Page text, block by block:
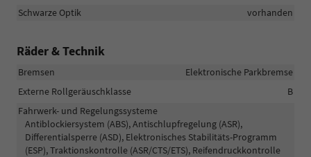
Schwarze Optik
vorhanden
Räder & Technik
Bremsen
Elektronische Parkbremse
Externe Rollgeräuschklasse
B
Fahrwerk- und Regelungssysteme
Antiblockiersystem (ABS), Antischlupfregelung (ASR),
Differentialsperre (ASD), Elektronisches Stabilitäts-Programm
(ESP), Traktionskontrolle (ASR/CTS/ETS), Reifendruckkontrolle